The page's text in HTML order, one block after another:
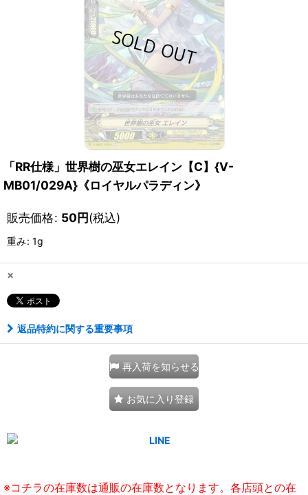
「RR仕様」世界樹の巫女エレイン【C】{V-
MB01/029A}《ロイヤルパラディン》
販売価格: 50円(税込)
重み: 1g
×
返品特約に関する重要事項
再入荷を知らせる
お気に入り登録
※コチラの在庫数は通販の在庫数となります。各店頭との在